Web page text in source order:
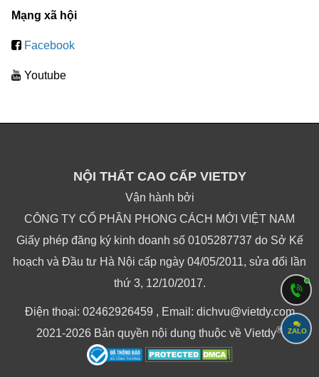
Mạng xã hội
Facebook
Youtube
NỘI THẤT CAO CẤP VIETDY
Vận hành bởi
CÔNG TY CỔ PHẦN PHONG CÁCH MỚI VIỆT NAM
Giấy phép đăng ký kinh doanh số 0105287737 do Sở Kế
hoạch và Đầu tư Hà Nội cấp ngày 04/05/2011, sửa đổi lần
thứ 3, 12/10/2017.
Điện thoại: 02462926459 , Email: dichvu@vietdy.com
2021-2026 Bản quyền nội dung thuộc về Vietdy® ZALO